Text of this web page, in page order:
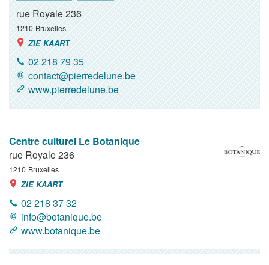
rue Royale 236
1210 Bruxelles
ZIE KAART
02 218 79 35
contact@pierredelune.be
www.pierredelune.be
Centre culturel Le Botanique
rue Royale 236
1210 Bruxelles
ZIE KAART
02 218 37 32
info@botanique.be
www.botanique.be